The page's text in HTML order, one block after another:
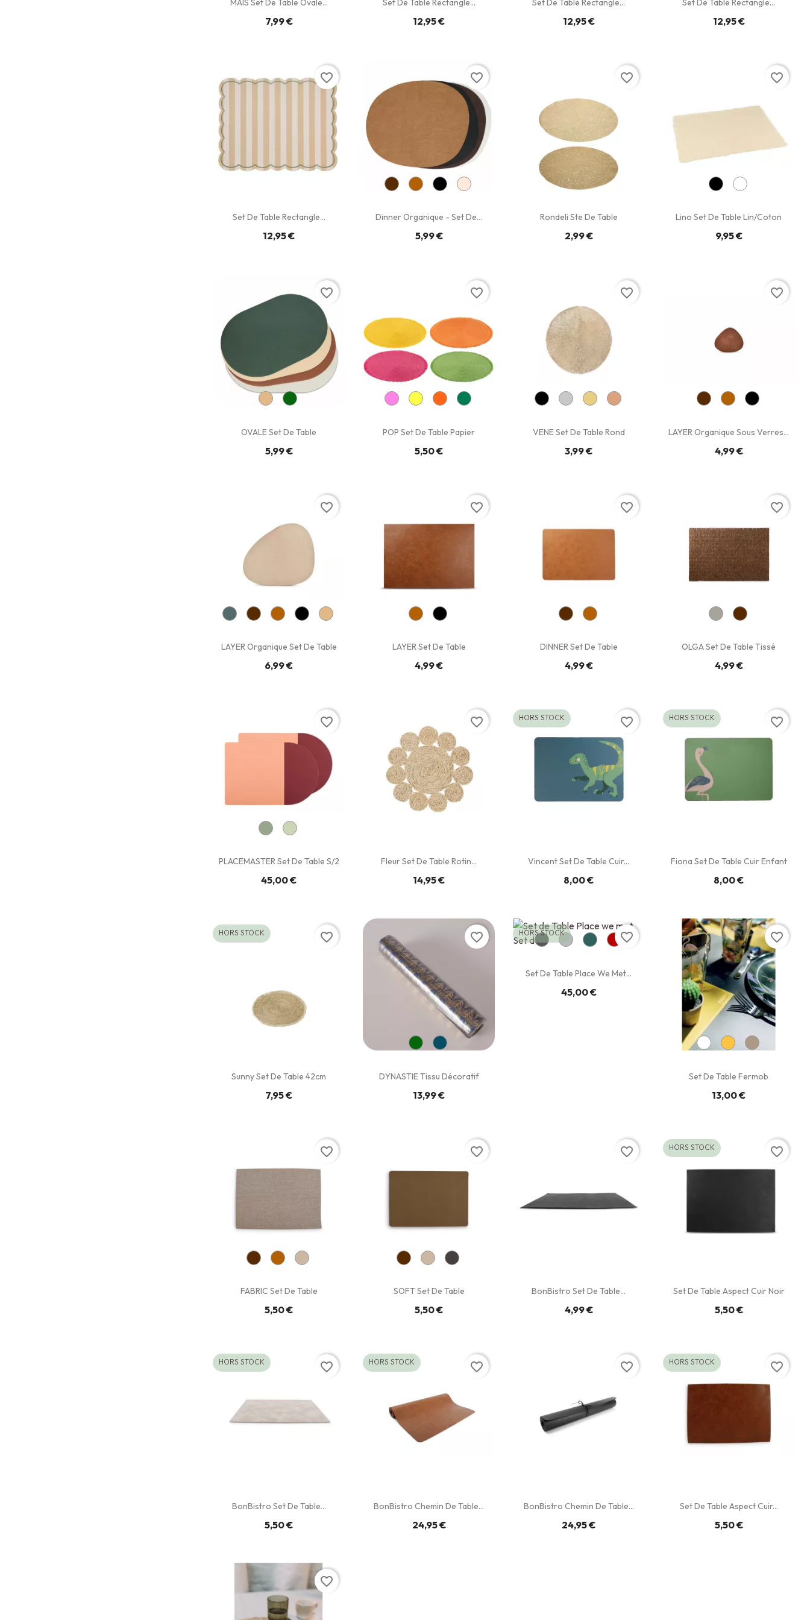
MAIS Set De Table Ovale...
7,99 €
Set De Table Rectangle...
12,95 €
Set De Table Rectangle...
12,95 €
Set De Table Rectangle...
12,95 €
Set De Table Rectangle...
12,95 €
favorite_border
Dinner Organique - Set De...
5,99 €
favorite_border
Rondeli Ste De Table
2,99 €
favorite_border
Lino Set De Table Lin/coton
9,95 €
favorite_border
OVALE Set De Table
5,99 €
favorite_border
POP Set De Table Papier
5,50 €
favorite_border
VENE Set De Table Rond
3,99 €
favorite_border
LAYER Organique Sous Verres...
4,99 €
favorite_border
LAYER Organique Set De Table
6,99 €
favorite_border
LAYER Set De Table
4,99 €
favorite_border
DINNER Set De Table
4,99 €
favorite_border
OLGA Set De Table Tissé
4,99 €
favorite_border
PLACEMASTER Set De Table S/2
45,00 €
favorite_border
Fleur Set De Table Rotin...
14,95 €
favorite_border
Vincent Set De Table Cuir...
8,00 €
HORS STOCK favorite_border
Fiona Set De Table Cuir Enfant
8,00 €
HORS STOCK favorite_border
Sunny Set De Table 42cm
7,95 €
HORS STOCK favorite_border
DYNASTIE Tissu Décoratif
13,99 €
favorite_border
Set De Table Place We Met...
45,00 €
HORS STOCK favorite_border
Set De Table Fermob
13,00 €
favorite_border
FABRIC Set De Table
5,50 €
favorite_border
SOFT Set De Table
5,50 €
favorite_border
BonBistro Set De Table...
4,99 €
favorite_border
Set De Table Aspect Cuir Noir
5,50 €
HORS STOCK favorite_border
BonBistro Set De Table...
5,50 €
HORS STOCK favorite_border
BonBistro Chemin De Table...
24,95 €
HORS STOCK favorite_border
BonBistro Chemin De Table...
24,95 €
favorite_border
Set De Table Aspect Cuir...
5,50 €
HORS STOCK favorite_border
favorite_border